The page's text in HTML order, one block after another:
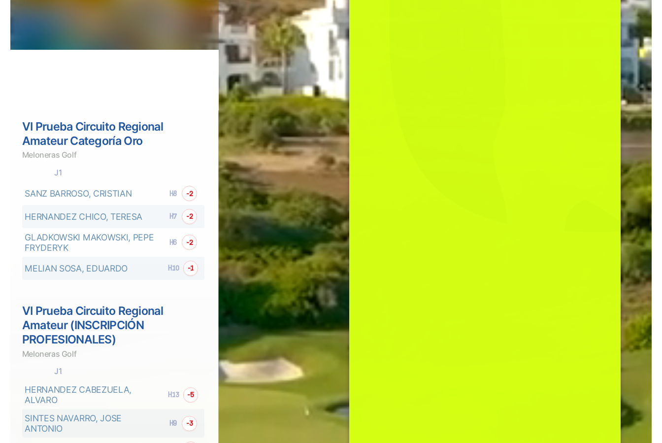
VI Prueba Circuito Regional
Amateur Categoría Oro
Meloneras Golf
J1
SANZ BARROSO, CRISTIAN H8 -2
HERNANDEZ CHICO, TERESA H7 -2
GLADKOWSKI MAKOWSKI, PEPE
FRYDERYK
H6 -2
MELIAN SOSA, EDUARDO H10 -1
VI Prueba Circuito Regional
Amateur (INSCRIPCIÓN
PROFESIONALES)
Meloneras Golf
J1
HERNANDEZ CABEZUELA,
ALVARO
H13 -5
SINTES NAVARRO, JOSE
ANTONIO
H9 -3